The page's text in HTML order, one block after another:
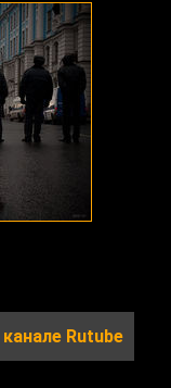
канале Rutube